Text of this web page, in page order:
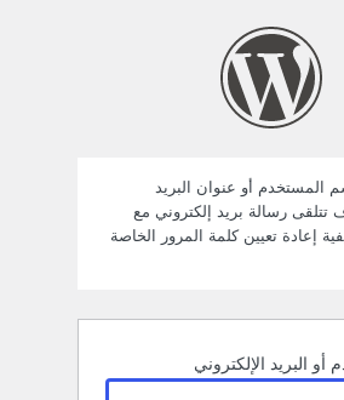
المستخدم أو عنوان البريد
تتلقى رسالة بريد إلكتروني مع
إعادة تعيين كلمة المرور الخاصة
البريد الإلكتروني